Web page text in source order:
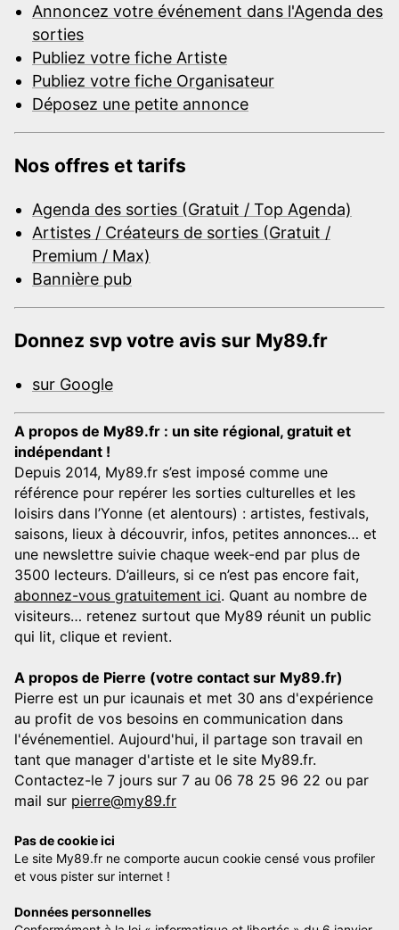
Annoncez votre événement dans l'Agenda des
sorties
Publiez votre fiche Artiste
Publiez votre fiche Organisateur
Déposez une petite annonce
Nos offres et tarifs
Agenda des sorties (Gratuit / Top Agenda)
Artistes / Créateurs de sorties (Gratuit /
Premium / Max)
Bannière pub
Donnez svp votre avis sur My89.fr
sur Google
A propos de My89.fr : un site régional, gratuit et
indépendant !
Depuis 2014, My89.fr s’est imposé comme une
référence pour repérer les sorties culturelles et les
loisirs dans l’Yonne (et alentours) : artistes, festivals,
saisons, lieux à découvrir, infos, petites annonces… et
une newslettre suivie chaque week-end par plus de
3500 lecteurs. D’ailleurs, si ce n’est pas encore fait,
abonnez-vous gratuitement ici. Quant au nombre de
visiteurs… retenez surtout que My89 réunit un public
qui lit, clique et revient.
A propos de Pierre (votre contact sur My89.fr)
Pierre est un pur icaunais et met 30 ans d'expérience
au profit de vos besoins en communication dans
l'événementiel. Aujourd'hui, il partage son travail en
tant que manager d'artiste et le site My89.fr.
Contactez-le 7 jours sur 7 au 06 78 25 96 22 ou par
mail sur pierre@my89.fr
Pas de cookie ici
Le site My89.fr ne comporte aucun cookie censé vous profiler
et vous pister sur internet !
Données personnelles